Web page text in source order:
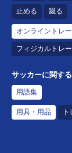
止める 蹴る
オンライントレ
フィジカルトレ
サッカーに関す
用語集
用具・用品